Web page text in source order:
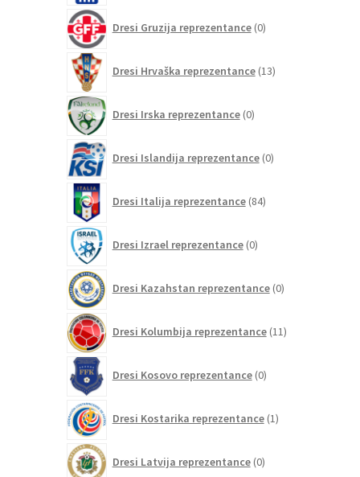
Dresi Gruzija reprezentance 0izdelkov
Dresi Hrvaška reprezentance 13izdelkov
Dresi Irska reprezentance 0izdelkov
Dresi Islandija reprezentance 0izdelkov
Dresi Italija reprezentance 84izdelkov
Dresi Izrael reprezentance 0izdelkov
Dresi Kazahstan reprezentance 0izdelkov
Dresi Kolumbija reprezentance 11izdelkov
Dresi Kosovo reprezentance 0izdelkov
Dresi Kostarika reprezentance 1izdelek
Dresi Latvija reprezentance 0izdelkov